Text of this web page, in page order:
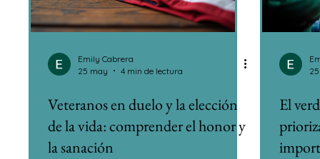
Emily Cabrera
25 may
4 min de lectura
Veteranos en duelo y la elección
de la vida: comprender el honor y
la sanación
El